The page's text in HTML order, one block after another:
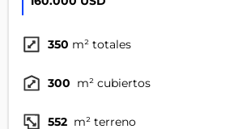
350 m² totales
300 m² cubiertos
552 m² terreno